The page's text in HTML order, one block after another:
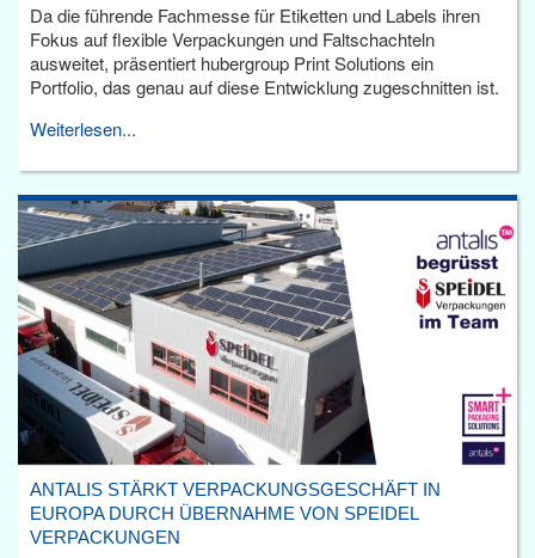
Da die führende Fachmesse für Etiketten und Labels ihren
Fokus auf flexible Verpackungen und Faltschachteln
ausweitet, präsentiert hubergroup Print Solutions ein
Portfolio, das genau auf diese Entwicklung zugeschnitten ist.
Weiterlesen...
ANTALIS STÄRKT VERPACKUNGSGESCHÄFT IN
EUROPA DURCH ÜBERNAHME VON SPEIDEL
VERPACKUNGEN